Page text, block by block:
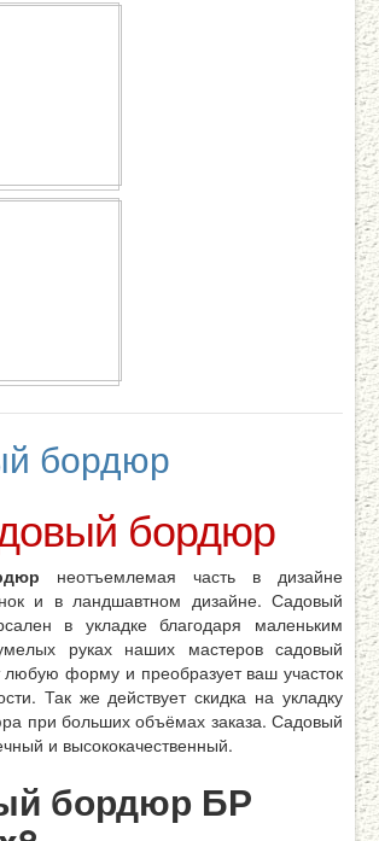
бордюр
бордюр
неотъемлемая часть в дизайне
и в ландшавтном дизайне. Садовый
в укладке благодаря маленьким
руках наших мастеров садовый
форму и преобразует ваш участок
Так же действует скидка на укладку
при больших объёмах заказа. Садовый
и высококачественный.
бордюр БР